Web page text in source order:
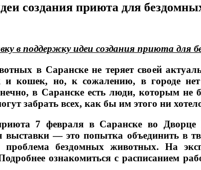
создания приюта для
в поддержку идеи создания приюта для
в Саранске не теряет своей
кошек, но, к сожалению, в городе
в Саранске есть люди, которым
забрать всех, как бы им этого ни
7 февраля в Саранске во Дворце
выставки — это попытка объединить в
бездомных животных. На
ознакомиться с расписанием